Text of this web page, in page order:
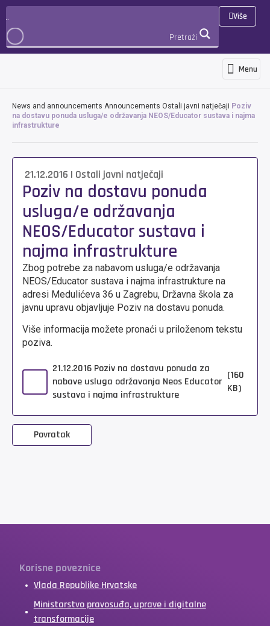
Pretraži
Više
Menu
News and announcements Announcements Ostali javni natječaji Poziv
na dostavu ponuda usluga/e održavanja NEOS/Educator sustava i najma
infrastrukture
21.12.2016 | Ostali javni natječaji
Poziv na dostavu ponuda
usluga/e održavanja
NEOS/Educator sustava i
najma infrastrukture
Zbog potrebe za nabavom usluga/e održavanja
NEOS/Educator sustava i najma infrastrukture na
adresi Medulićeva 36 u Zagrebu, Državna škola za
javnu upravu objavljuje Poziv na dostavu ponuda.
Više informacija možete pronaći u priloženom tekstu
poziva.
21.12.2016 Poziv na dostavu ponuda za
nabave usluga održavanja Neos Educator
sustava i najma infrastrukture
(160
KB)
Povratak
Korisne poveznice
Vlada Republike Hrvatske
Ministarstvo pravosuđa, uprave i digitalne
transformacije